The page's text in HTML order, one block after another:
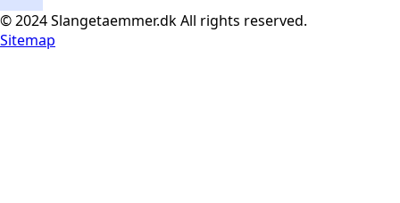
© 2024 Slangetaemmer.dk All rights reserved.
Sitemap